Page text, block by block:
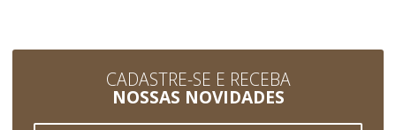
CADASTRE-SE E RECEBA
NOSSAS NOVIDADES